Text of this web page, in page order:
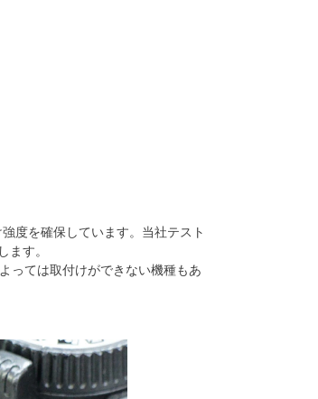
度を確保しています。当社テスト
ます。
っては取付けができない機種もあ